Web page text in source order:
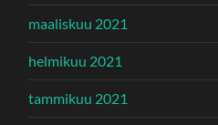
maaliskuu 2021
helmikuu 2021
tammikuu 2021